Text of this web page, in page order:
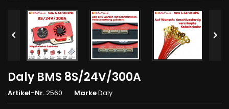
 
Daly BMS 8S/24V/300A
Artikel-Nr.2560 MarkeDaly